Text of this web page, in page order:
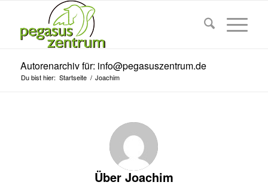
Autorenarchiv für: info@pegasuszentrum.de
Du bist hier: Startseite / Joachim
Über Joachim